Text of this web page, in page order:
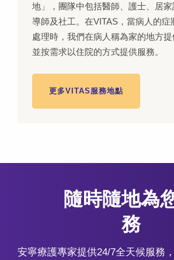
地」，團隊中包括醫師、護士、居
導師及社工。在VITAS，當病人的症
處理時，我們在病人稱為家的地方提
並按需求以住院的方式提供服務。
更多VITAS服務地點
隨時隨地為
務
安寧療護專家提供24/7全天候服務